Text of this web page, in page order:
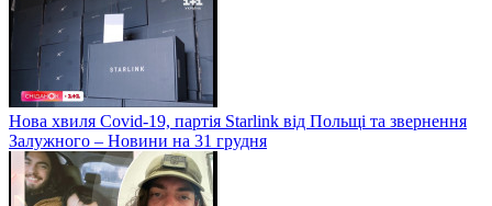
Нова хвиля Covid-19, партія Starlink від Польщі та звернення
Залужного – Новини на 31 грудня